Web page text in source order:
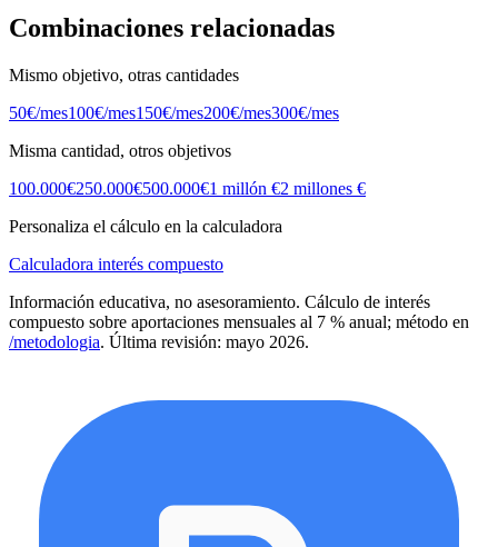
Combinaciones relacionadas
Mismo objetivo, otras cantidades
50€/mes100€/mes150€/mes200€/mes300€/mes
Misma cantidad, otros objetivos
100.000€250.000€500.000€1 millón €2 millones €
Personaliza el cálculo en la calculadora
Calculadora interés compuesto
Información educativa, no asesoramiento. Cálculo de interés
compuesto sobre aportaciones mensuales al 7 % anual; método en
/metodologia. Última revisión: mayo 2026.